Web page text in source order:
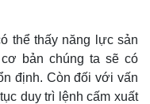
thể thấy năng lực sản
bản chúng ta sẽ có
định. Còn đối với vấn
duy trì lệnh cấm xuất